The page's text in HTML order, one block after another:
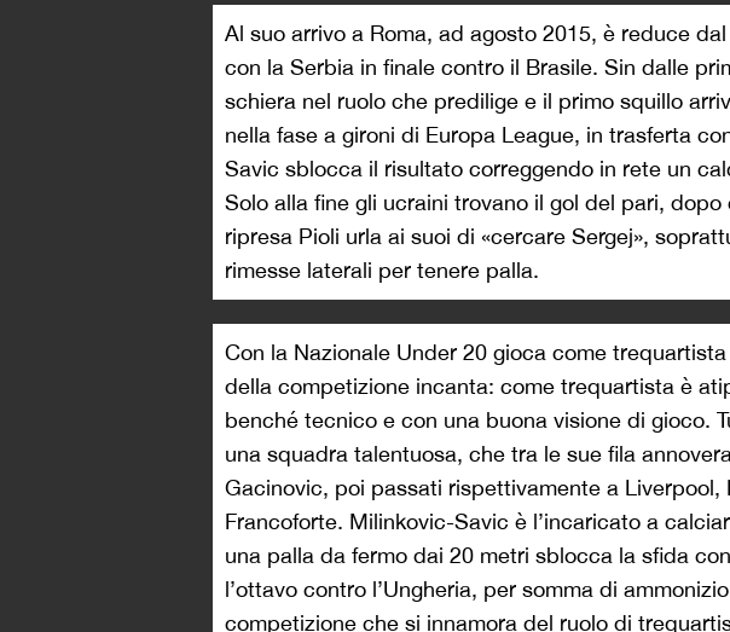
Al suo arrivo a Roma, ad agosto 2015, è reduce
con la Serbia in finale contro il Brasile. Sin dalle
schiera nel ruolo che predilige e il primo squillo
nella fase a gironi di Europa League, in trasferta
Savic sblocca il risultato correggendo in rete un
Solo alla fine gli ucraini trovano il gol del pari,
ripresa Pioli urla ai suoi di «cercare Sergej»,
rimesse laterali per tenere palla.
Con la Nazionale Under 20 gioca come
della competizione incanta: come trequartista è
benché tecnico e con una buona visione di gioco.
una squadra talentuosa, che tra le sue fila
Gacinovic, poi passati rispettivamente a Liverpool,
Francoforte. Milinkovic-Savic è l’incaricato a
una palla da fermo dai 20 metri sblocca la sfida
l’ottavo contro l’Ungheria, per somma di
competizione che si innamora del ruolo di